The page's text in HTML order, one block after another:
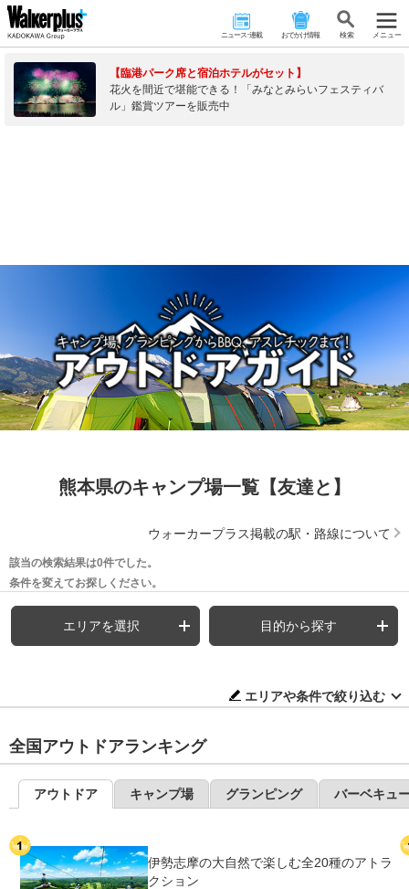
ニュース･連載 おでかけ情報 検 索 メニュー
【臨港パーク席と宿泊ホテルがセット】
花火を間近で堪能できる！「みなとみらいフェスティバ
ル」鑑賞ツアーを販売中
熊本県のキャンプ場一覧【友達と】
ウォーカープラス掲載の駅・路線について
該当の検索結果は0件でした。
条件を変えてお探しください。
エリアを選択 目的から探す
エリアや条件で絞り込む
全国アウトドアランキング
アウトドア キャンプ場 グランピング バーベキュ
伊勢志摩の大自然で楽しむ全20種のアトラ
クション